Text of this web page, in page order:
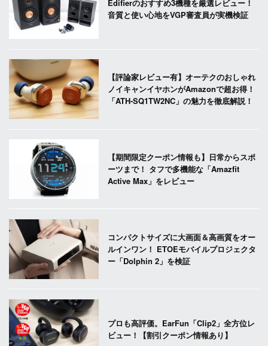
Edifierのおすすめ3機種を厳選レビュー！
音質と使い心地をVGP審査員が実機検証
【評論家レビュー有】オーテクのおしゃれ
ノイキャンイヤホンがAmazonで超お得！
「ATH-SQ1TW2NC」の魅力を徹底解説！
【期間限定クーポン情報も】日常からスポ
ーツまで！ タフで多機能な「Amazfit
Active Max」をレビュー
コンパクトサイズに大画面＆高画質をオー
ルインワン！ ETOEモバイルプロジェクタ
ー「Dolphin 2」を検証
プロも高評価。EarFun「Clip2」全方位レ
ビュー！【割引クーポン情報あり】